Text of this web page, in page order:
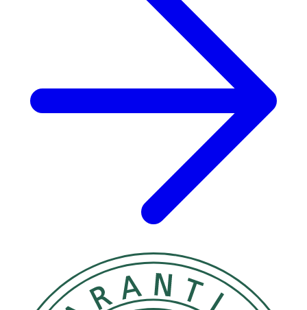
Aqua, Glycerin, Hydrated Silica, Sorbitol, Xylitol, PEG-32,
Sodium Phosphate, Cellulose Gum, Potassium Sorbate,